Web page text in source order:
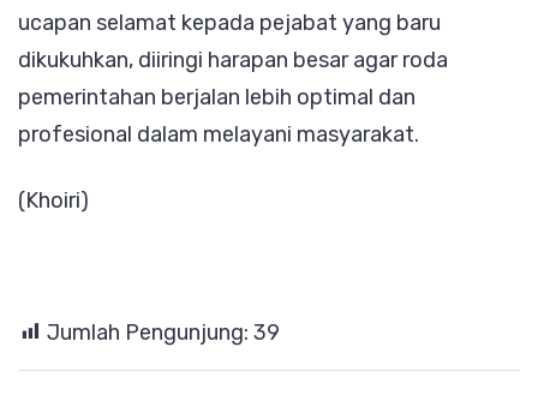
ucapan selamat kepada pejabat yang baru
dikukuhkan, diiringi harapan besar agar roda
pemerintahan berjalan lebih optimal dan
profesional dalam melayani masyarakat.
(Khoiri)
Jumlah Pengunjung: 39